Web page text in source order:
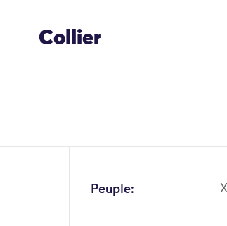
Collier
Peuple: